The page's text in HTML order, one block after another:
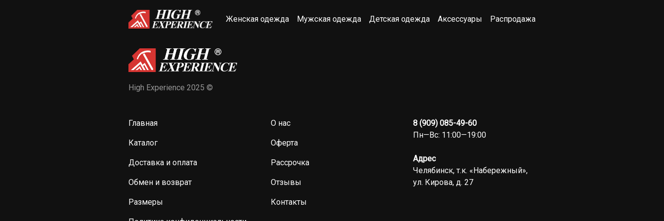
Женская одежда Мужская одежда Детская одежда Аксессуары Распродажа
High Experience 2025 ©
Главная
Каталог
Доставка и оплата
Обмен и возврат
Размеры
О нас
Оферта
Рассрочка
Отзывы
Контакты
8 (909) 085-49-60
Пн—Вс: 11:00—19:00
Адрес
Челябинск, т.к. «Набережный»,
ул. Кирова, д. 27